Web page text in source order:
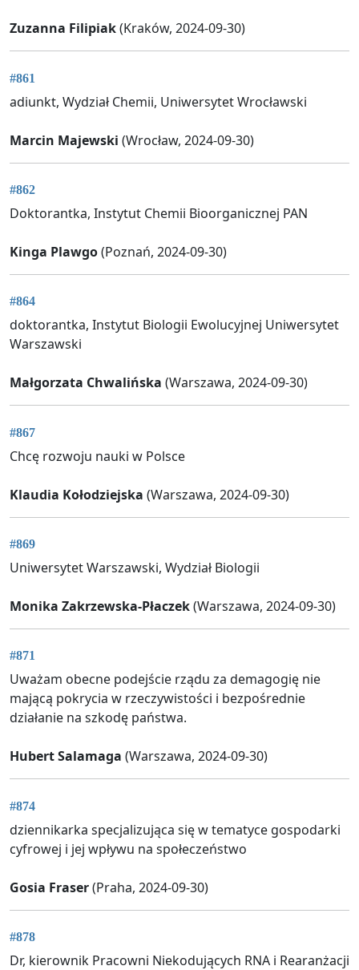
Zuzanna Filipiak(Kraków, 2024-09-30)
#861
adiunkt, Wydział Chemii, Uniwersytet Wrocławski
Marcin Majewski (Wrocław, 2024-09-30)
#862
Doktorantka, Instytut Chemii Bioorganicznej PAN
Kinga Plawgo(Poznań, 2024-09-30)
#864
doktorantka, Instytut Biologii Ewolucyjnej Uniwersytet
Warszawski
Małgorzata Chwalińska (Warszawa, 2024-09-30)
#867
Chcę rozwoju nauki w Polsce
Klaudia Kołodziejska (Warszawa, 2024-09-30)
#869
Uniwersytet Warszawski, Wydział Biologii
Monika Zakrzewska-Płaczek(Warszawa, 2024-09-30)
#871
Uważam obecne podejście rządu za demagogię nie
mającą pokrycia w rzeczywistości i bezpośrednie
działanie na szkodę państwa.
Hubert Salamaga (Warszawa, 2024-09-30)
#874
dziennikarka specjalizująca się w tematyce gospodarki
cyfrowej i jej wpływu na społeczeństwo
Gosia Fraser(Praha, 2024-09-30)
#878
Dr, kierownik Pracowni Niekodujących RNA i Rearanżacji